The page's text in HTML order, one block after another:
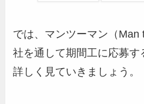
では、マンツーマン（Man
社を通して期間工に応募す
詳しく見ていきましょう。